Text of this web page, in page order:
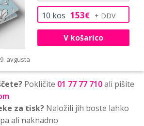
10 kos 153€
V košarico
avgusta
Pokličite 01 77 77 710ali pišite
za tisk? Naložili jih boste lahko
ali naknadno